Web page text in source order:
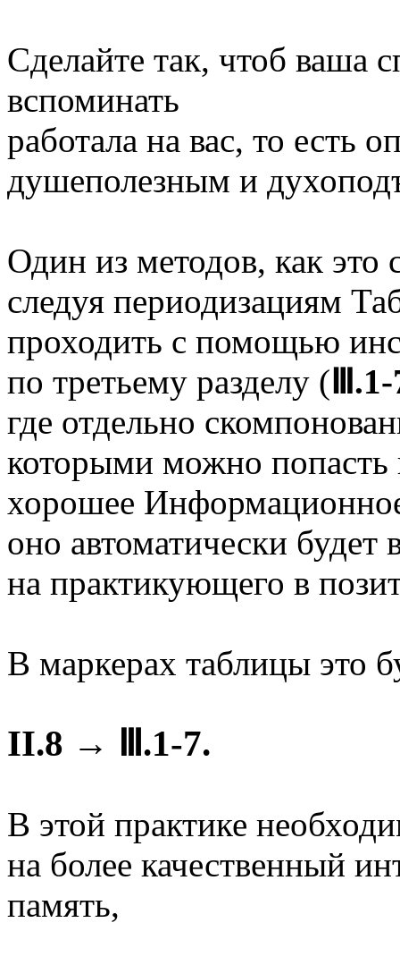
Сделайте так, чтоб ваша
вспоминать
работала на вас, то есть
душеполезным и
Один из методов, как это
следуя периодизациям
проходить с помощью
по третьему разделу (
где отдельно
которыми можно попасть
хорошее
оно автоматически будет
на практикующего в
В маркерах таблицы это
II.8 → Ⅲ.1-7.
В этой практике
на более качественный
память,